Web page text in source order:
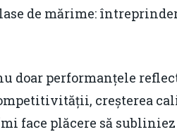
de mărime:
doar performanțele
creșterea
face plăcere să subliniez